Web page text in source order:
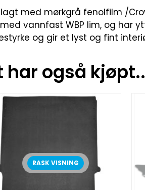
med mørkgrå fenolfilm /
vannfast WBP lim, og har
og gir et lyst og fint
også
RASK VISNING